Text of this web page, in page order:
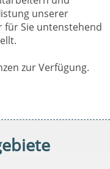
unserer
für Sie untenstehend
zur Verfügung.